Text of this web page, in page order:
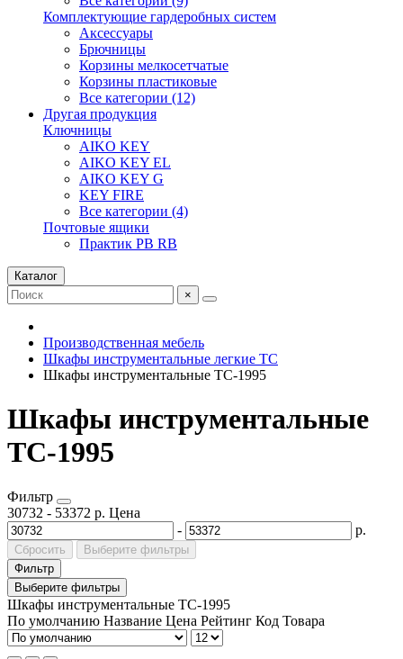
Комплектующие гардеробных систем
Аксессуары
Брючницы
Корзины мелкосетчатые
Корзины пластиковые
Все категории (12)
Другая продукция
Ключницы
AIKO KEY
AIKO KEY EL
AIKO KEY G
KEY FIRE
Все категории (4)
Почтовые ящики
Практик PB RB
Каталог
×
Производственная мебель
Шкафы инструментальные легкие ТС
Шкафы инструментальные TC-1995
Шкафы инструментальные
TC-1995
Фильтр
30732 - 53372 р. Цена
-
р.
Сбросить
Выберите фильтры
Фильтр
Выберите фильтры
Шкафы инструментальные TC-1995
По умолчанию Название Цена Рейтинг Код Товара